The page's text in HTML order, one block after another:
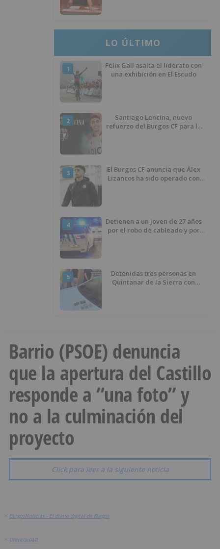
LO ÚLTIMO
1
Felix Gall asalta el liderato con
una exhibición en El Escudo
2
Santiago Lencina, nuevo
refuerzo del Burgos CF para la
3
El Burgos CF anuncia que Álex
Lizancos ha sido operado con
4
Detienen a un joven de 27 años
por el robo de cableado y por
5
Detenidas tres personas en
Quintanar de la Sierra con
Barrio (PSOE) denuncia
que la apertura del Castillo
responde a “una foto” y
no a la culminación del
proyecto
Click para leer a la siguiente noticia
> BurgosNoticias - El diario digital de Burgos
> Universidad